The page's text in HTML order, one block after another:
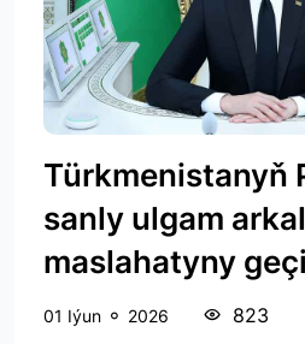
Türkmenistanyň
sanly ulgam
maslahatyny
01 Iýun 2026 823